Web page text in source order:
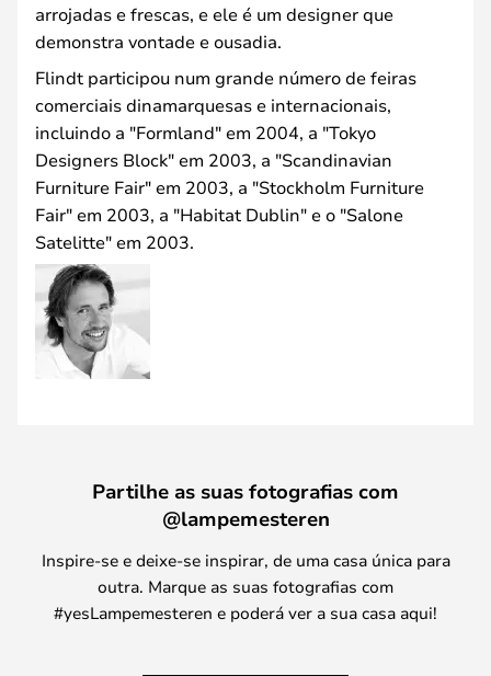
arrojadas e frescas, e ele é um designer que
demonstra vontade e ousadia.
Flindt participou num grande número de feiras
comerciais dinamarquesas e internacionais,
incluindo a "Formland" em 2004, a "Tokyo
Designers Block" em 2003, a "Scandinavian
Furniture Fair" em 2003, a "Stockholm Furniture
Fair" em 2003, a "Habitat Dublin" e o "Salone
Satelitte" em 2003.
Partilhe as suas fotografias com
@lampemesteren
Inspire-se e deixe-se inspirar, de uma casa única para
outra. Marque as suas fotografias com
#yesLampemesteren e poderá ver a sua casa aqui!